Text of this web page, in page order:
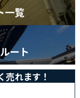
一覧
ート
売れます！